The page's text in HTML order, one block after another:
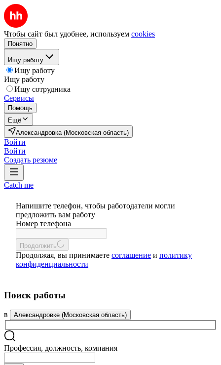
Чтобы сайт был удобнее, используем cookies
Понятно
Ищу работу
Ищу работу
Ищу работу
Ищу сотрудника
Сервисы
Помощь
Ещё
Александровка (Московская область)
Войти
Войти
Создать резюме
Catch me
Напишите телефон, чтобы работодатели могли
предложить вам работу
Номер телефона
Продолжить
Продолжая, вы принимаете соглашение и политику
конфиденциальности
Поиск работы
в Александровке (Московская область)
Профессия, должность, компания